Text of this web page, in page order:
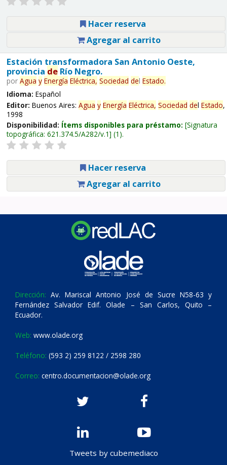
Hacer reserva
Agregar al carrito
Estación transformadora San Antonio Oeste,
provincia deRío Negro.
por Agua y Energía Eléctrica, Sociedad del Estado.
Idioma: Español
Editor: Buenos Aires: Agua y Energía Eléctrica, Sociedad del Estado,
1998
Disponibilidad: Ítems disponibles para préstamo: Signatura
topográfica: 621.374.5/A282/v.1 (1).
Hacer reserva
Agregar al carrito
Dirección: Av. Mariscal Antonio José de Sucre N58-63 y
Fernández Salvador Edif. Olade – San Carlos, Quito –
Ecuador.
Web: www.olade.org
Teléfono: (593 2) 259 8122 / 2598 280
Correo: centro.documentacion@olade.org
Tweets by cubemediaco